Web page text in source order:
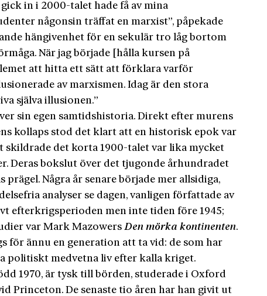
gick in i 2000-talet hade få av mina
någonsin träffat en marxist”, påpekade
hängivenhet för en sekulär tro låg bortom
När jag började [hålla kursen på
att hitta ett sätt att förklara varför
av marxismen. Idag är den stora
själva illusionen.”
sin egen samtidshistoria. Direkt efter murens
kollaps stod det klart att en historisk epok var
skildrade det korta 1900-talet var lika mycket
Deras bokslut över det tjugonde århundradet
prägel. Några år senare började mer allsidiga,
analyser se dagen, vanligen författade av
efterkrigsperioden men inte tiden före 1945;
var Mark MazowersDen mörka kontinenten.
för ännu en generation att ta vid: de som har
politiskt medvetna liv efter kalla kriget.
1970, är tysk till börden, studerade i Oxford
Princeton. De senaste tio åren har han givit ut